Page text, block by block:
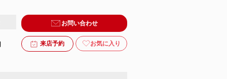
お問い合わせ
来店予約 お気に入り